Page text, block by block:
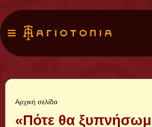
Αρχική σελίδα
«Πότε θα